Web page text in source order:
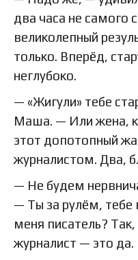
два часа не самого
великолепный
только. Вперёд,
неглубоко.
— «Жигули» тебе
Маша. — Или жена,
этот допотопный
журналистом. Два,
— Не будем
— Ты за рулём, тебе
меня писатель?
журналист — это да.